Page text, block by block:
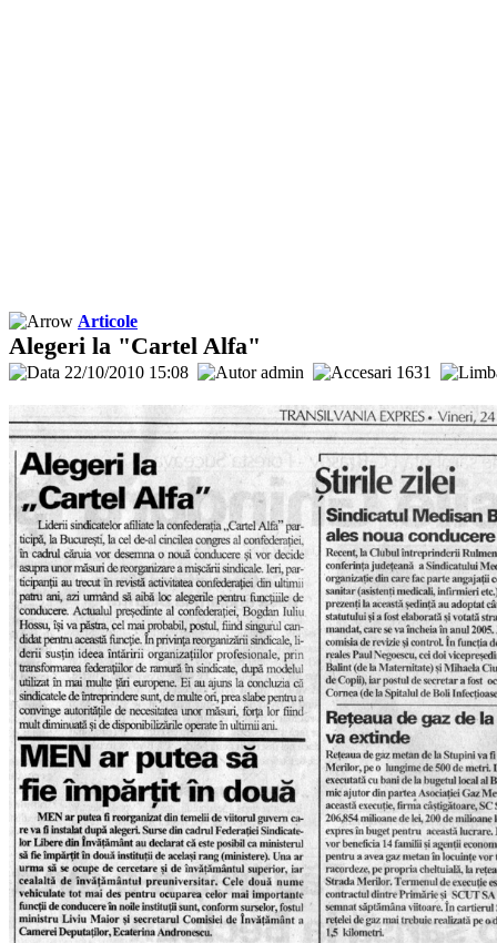
Articole
Alegeri la "Cartel Alfa"
22/10/2010 15:08 admin 1631